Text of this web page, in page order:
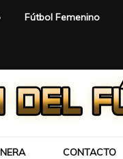
Fútbol Femenino
CONTACTO